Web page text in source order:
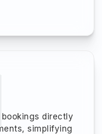
directly
simplifying